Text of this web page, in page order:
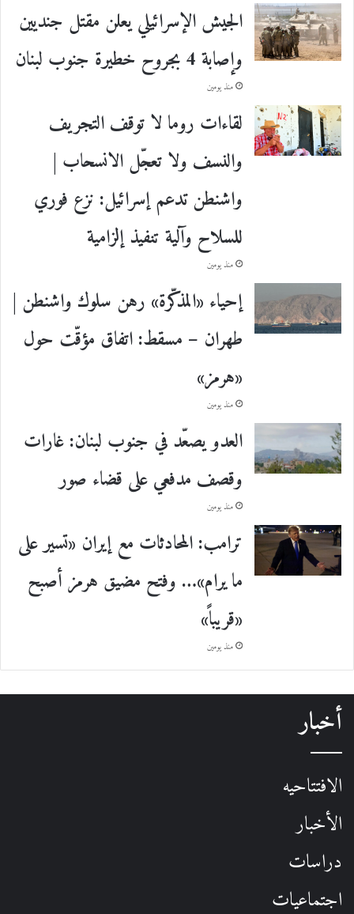
الجيش الإسرائيلي يعلن مقتل جنديين
وإصابة 4 بجروح خطيرة جنوب لبنان
منذ يومين
لقاءات روما لا توقف التجريف
والنسف ولا تعجّل الانسحاب |
واشنطن تدعم إسرائيل: نزع فوري
للسلاح وآلية تنفيذ إلزامية
منذ يومين
إحياء «المذكّرة» رهن سلوك واشنطن |
طهران – مسقط: اتفاق مؤقّت حول
«هرمز»
منذ يومين
العدو يصعّد في جنوب لبنان: غارات
وقصف مدفعي على قضاء صور
منذ يومين
ترامب: المحادثات مع إيران «تسير على
ما يرام»… وفتح مضيق هرمز أصبح
«قريباً»
منذ يومين
أخبار
الافتتاحيه
الأخبار
دراسات
اجتماعيات